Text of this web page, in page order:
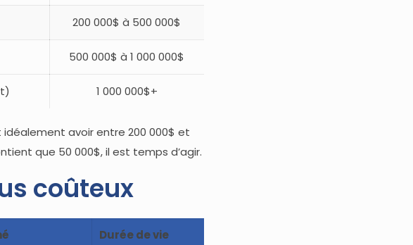
200 000$ à 500 000$
500 000$ à 1 000 000$
1 000 000$+
avoir entre 200 000$ et
que 50 000$, il est temps d’agir.
coûteux
Durée de vie